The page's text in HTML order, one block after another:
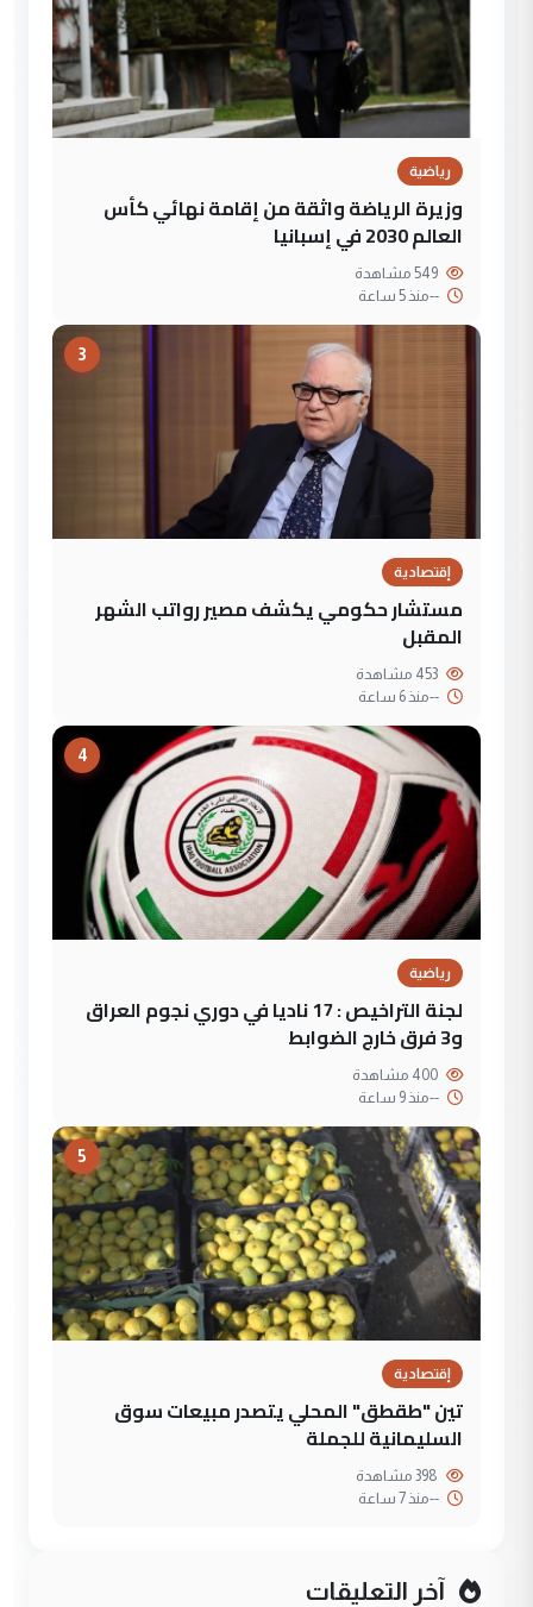
رياضية
وزيرة الرياضة واثقة من إقامة نهائي كأس
العالم 2030 في إسبانيا
--منذ 5 ساعة
3
إقتصادية
مستشار حكومي يكشف مصير رواتب الشهر
المقبل
--منذ 6 ساعة
4
رياضية
لجنة التراخيص : 17 ناديا في دوري نجوم العراق
و3 فرق خارج الضوابط
--منذ 9 ساعة
5
إقتصادية
تين "طقطق" المحلي يتصدر مبيعات سوق
السليمانية للجملة
--منذ 7 ساعة
آخر التعليقات